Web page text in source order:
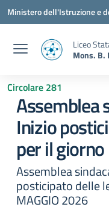
Vai ai contenuti
Vai al menu di navigazione
Vai al footer
Ministero dell'Istruzione e
Liceo
Mons. B.
Circolare 281
Assemblea
Inizio
per il
Assemblea
posticipato delle
MAGGIO 2026